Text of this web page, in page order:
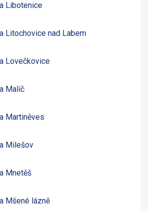
Libotenice
Litochovice nad Labem
Lovečkovice
Malíč
Martiněves
Milešov
Mnetěš
Mšené lázně